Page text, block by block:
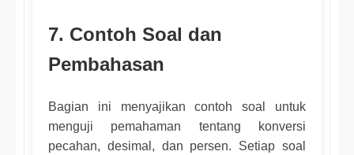
7. Contoh Soal dan
Pembahasan
Bagian ini menyajikan contoh soal untuk
menguji pemahaman tentang konversi
pecahan, desimal, dan persen. Setiap soal